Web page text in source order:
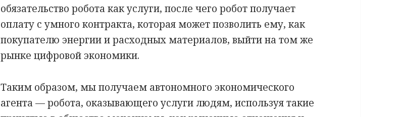
обязательство робота как услуги, после чего робот получает
оплату с умного контракта, которая может позволить ему, как
покупателю энергии и расходных материалов, выйти на том же
рынке цифровой экономики.
Таким образом, мы получаем автономного экономического
агента — робота, оказывающего услуги людям, используя такие